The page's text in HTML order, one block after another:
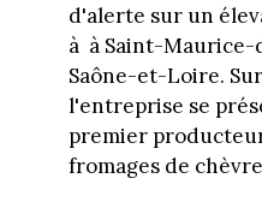
d'alerte sur un
à à Saint-Maurice-
Saône-et-Loire.
l'entreprise se
premier
fromages de